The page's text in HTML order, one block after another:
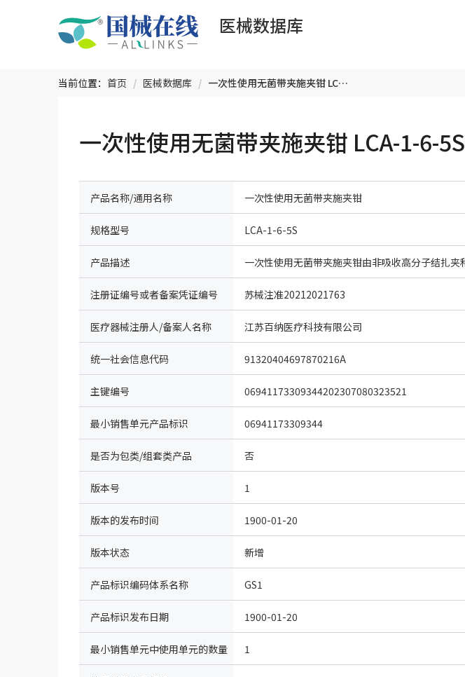
医械数据库
当前位置： 首页 / 医械数据库 / 一次性使用无菌带夹施夹钳 LCA-1-6-5S
一次性使用无菌带夹施夹钳 LCA-1-6-5S
产品名称/通用名称 一次性使用无菌带夹施夹钳
规格型号 LCA-1-6-5S
产品描述
注册证编号或者备案凭证编号 苏械注准20212021763
医疗器械注册人/备案人名称 江苏百纳医疗科技有限公司
统一社会信息代码 91320404697870216A
主键编号 06941173309344202307080323521
最小销售单元产品标识 06941173309344
是否为包类/组套类产品 否
版本号 1
版本的发布时间 1900-01-20
版本状态 新增
产品标识编码体系名称
（IDcode）
GS1
产品标识发布日期 1900-01-20
最小销售单元中使用单元的数量 1